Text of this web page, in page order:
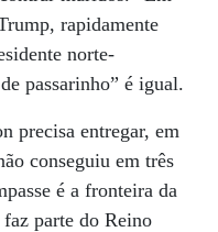
rapidamente
norte-
passarinho” é igual.
precisa entregar, em
conseguiu em três
é a fronteira da
parte do Reino